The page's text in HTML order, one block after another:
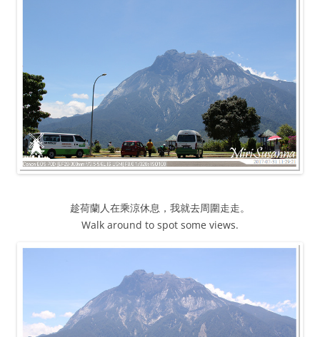
趁荷蘭人在乘涼休息，我就去周圍走走。
Walk around to spot some views.